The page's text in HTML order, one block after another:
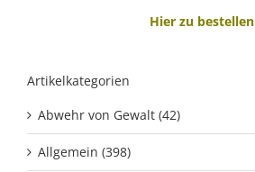
Hier zu bestellen
Artikelkategorien
Abwehr von Gewalt (42)
Allgemein (398)